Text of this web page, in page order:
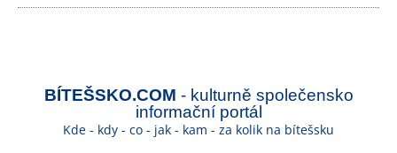
BÍTEŠSKO.COM - kulturně společensko
informační portál
Kde - kdy - co - jak - kam - za kolik na bítešsku